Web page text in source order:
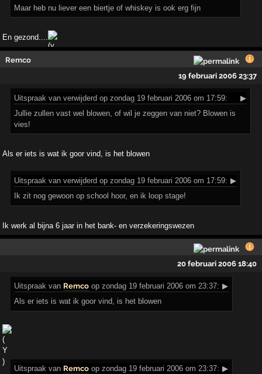
Maar heb nu liever een biertje of whiskey is ook erg fijn
En gezond....
Remco
19 februari 2006 23:37
Uitspraak van verwijderd op zondag 19 februari 2006 om 17:59:
▶
Jullie zullen vast wel blowen, of wil je zeggen van niet? Blowen is
vies!
Als er iets is wat ik goor vind, is het blowen
Uitspraak van verwijderd op zondag 19 februari 2006 om 17:59: ▶
Ik zit nog gewoon op school hoor, en ik loop stage!
Ik werk al bijna 6 jaar in het bank- en verzekeringswezen
20 februari 2006 18:40
Uitspraak van Remco op zondag 19 februari 2006 om 23:37: ▶
Als er iets is wat ik goor vind, is het blowen
!
Uitspraak van Remco op zondag 19 februari 2006 om 23:37: ▶